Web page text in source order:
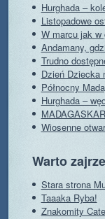
Hurghada –
Listopadowe
W marcu jak
Andamany,
Trudno
Dzień Dziecka
Północny
Hurghada –
Wiosenne
Warto
Stara strona
Taaaka Ryba!
Znakomity